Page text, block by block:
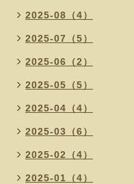
2025-08（4）
2025-07（5）
2025-06（2）
2025-05（5）
2025-04（4）
2025-03（6）
2025-02（4）
2025-01（4）